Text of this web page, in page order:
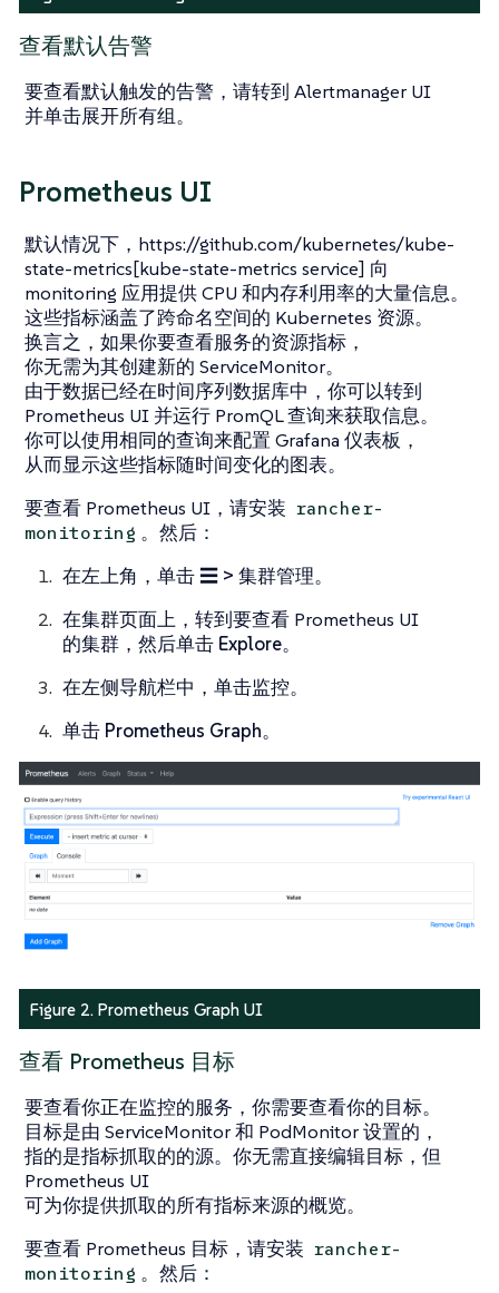
查看默认告警
要查看默认触发的告警，请转到 Alertmanager UI
并单击展开所有组。
Prometheus UI
默认情况下，https://github.com/kubernetes/kube-
state-metrics[kube-state-metrics service] 向
monitoring 应用提供 CPU 和内存利用率的大量信息。
这些指标涵盖了跨命名空间的 Kubernetes 资源。
换言之，如果你要查看服务的资源指标，
你无需为其创建新的 ServiceMonitor。
由于数据已经在时间序列数据库中，你可以转到
Prometheus UI 并运行 PromQL 查询来获取信息。
你可以使用相同的查询来配置 Grafana 仪表板，
从而显示这些指标随时间变化的图表。
要查看 Prometheus UI，请安装 rancher-
monitoring 。然后：
在左上角，单击 ☰ > 集群管理。
在集群页面上，转到要查看 Prometheus UI
的集群，然后单击 Explore。
在左侧导航栏中，单击监控。
单击 Prometheus Graph。
Figure 2. Prometheus Graph UI
查看 Prometheus 目标
要查看你正在监控的服务，你需要查看你的目标。
目标是由 ServiceMonitor 和 PodMonitor 设置的，
指的是指标抓取的的源。你无需直接编辑目标，但
Prometheus UI
可为你提供抓取的所有指标来源的概览。
要查看 Prometheus 目标，请安装 rancher-
monitoring 。然后：